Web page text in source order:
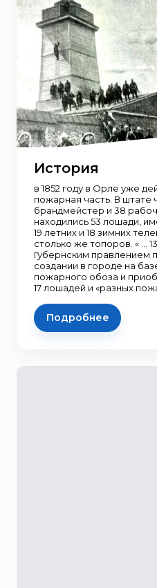
История
в 1852 году в Орле уже
пожарная часть. В штате
брандмейстер и 38
находились 53 лошади,
19 летних и 18 зимних
столько же топоров. « ...
Губернским правлением
создании в городе на
пожарного обоза и
17 лошадей и «разных
Подробнее